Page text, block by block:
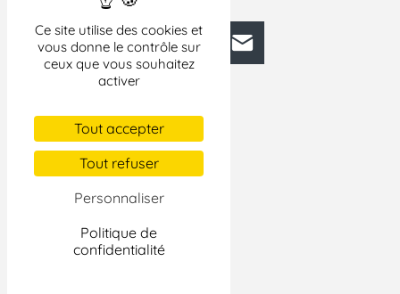
Ce site utilise des cookies et
vous donne le contrôle sur
ceux que vous souhaitez
activer
Tout accepter
Tout refuser
Personnaliser
Politique de
confidentialité
FacebookBlueskyMastodonLinkedIn